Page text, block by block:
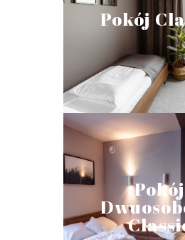
Pokój
ekranem,
bezpłatny
kosmetyków,
ręczniki, kapcie,
włosów.
Pokój
Pokój
W pokoju: minibar,
łazienka, telewizor
ekranem,
bezpłatny
kosmetyków,